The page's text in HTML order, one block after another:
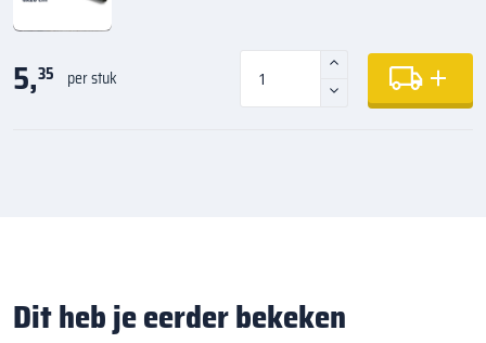
5,35 per stuk
Dit heb je eerder bekeken